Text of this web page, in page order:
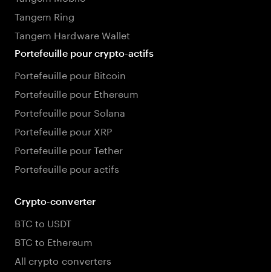
Tangem Ring
Tangem Hardware Wallet
Portefeuille pour crypto-actifs
Portefeuille pour Bitcoin
Portefeuille pour Ethereum
Portefeuille pour Solana
Portefeuille pour XRP
Portefeuille pour Tether
Portefeuille pour actifs
Crypto-converter
BTC to USDT
BTC to Ethereum
All crypto converters